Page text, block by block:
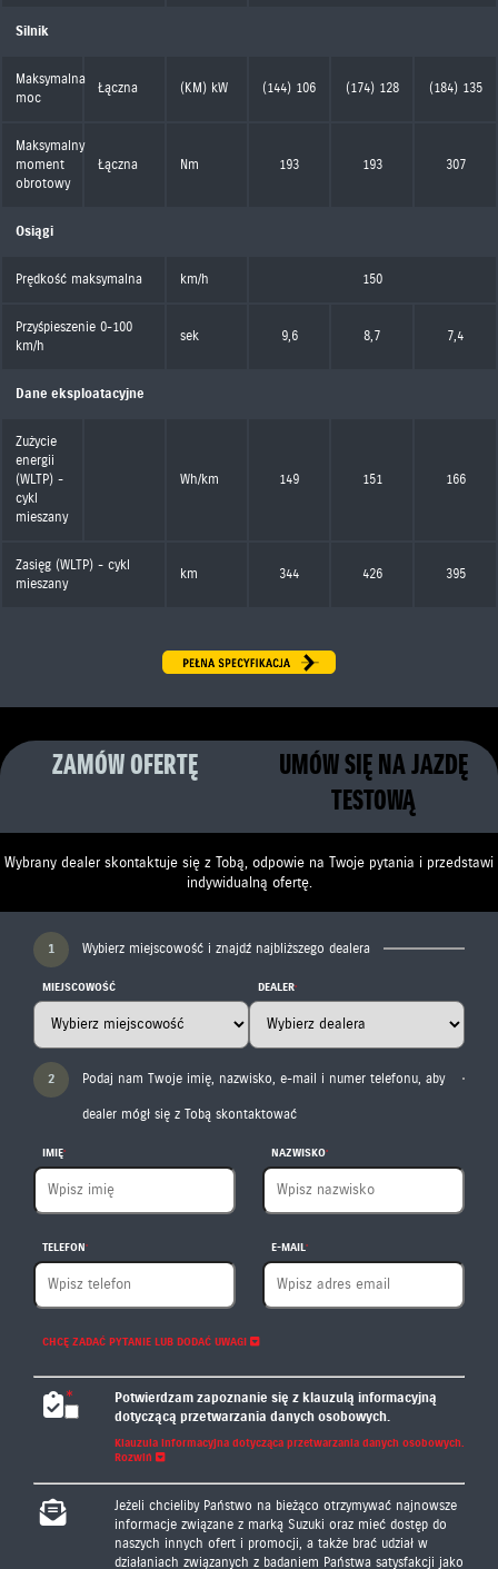
Silnik
Maksymalna
moc
Łączna (KM) kW (144) 106 (174) 128 (184) 135
Maksymalny
moment
obrotowy
Łączna Nm 193 193 307
Osiągi
Prędkość maksymalna km/h 150
Przyśpieszenie 0-100
km/h
sek 9,6 8,7 7,4
Dane eksploatacyjne
Zużycie
energii
(WLTP) -
cykl
mieszany
Wh/km 149 151 166
Zasięg (WLTP) - cykl
mieszany
km 344 426 395
ZAMÓW OFERTĘ
UMÓW SIĘ NA JAZDĘ
TESTOWĄ
Wybrany dealer skontaktuje się z Tobą, odpowie na Twoje pytania i przedstawi
indywidualną ofertę.
1 Wybierz miejscowość i znajdź najbliższego dealera
MIEJSCOWOŚĆ DEALER
2
Podaj nam Twoje imię, nazwisko, e-mail i numer telefonu, aby
dealer mógł się z Tobą skontaktować
IMIĘ NAZWISKO
TELEFON E-MAIL
CHCĘ ZADAĆ PYTANIE LUB DODAĆ UWAGI
Potwierdzam zapoznanie się z klauzulą informacyjną
dotyczącą przetwarzania danych osobowych.
Klauzula informacyjna dotycząca przetwarzania danych osobowych.
Rozwiń
Klauzula informacyjna dotycząca przetwarzania danych
osobowych
Administratorem podanych przez Państwa danych osobowych
Jeżeli chcieliby Państwo na bieżąco otrzymywać najnowsze
informacje związane z marką Suzuki oraz mieć dostęp do
naszych innych ofert i promocji, a także brać udział w
działaniach związanych z badaniem Państwa satysfakcji jako